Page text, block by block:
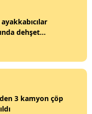
dehşet...
3 kamyon çöp